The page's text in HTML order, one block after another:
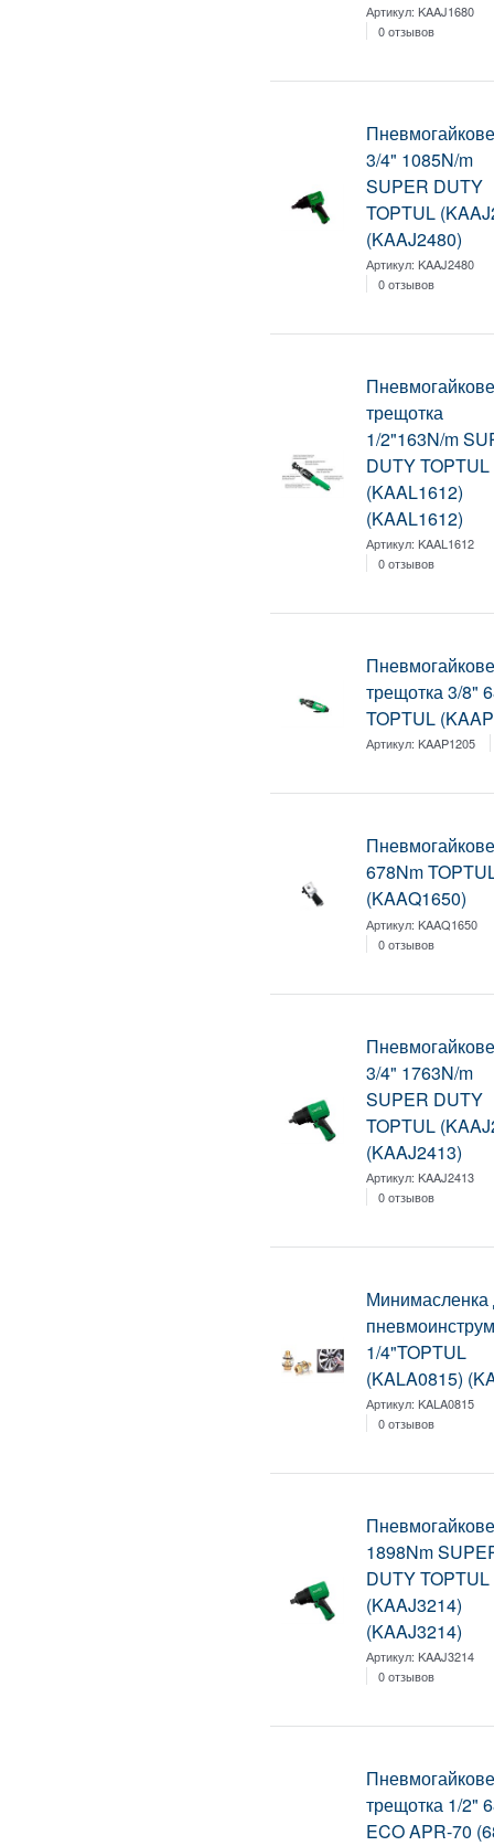
Артикул:KAAJ1680
0 отзывов
3/4" 1085N/m
SUPER DUTY
TOPTUL
(KAAJ2480)
Артикул:KAAJ2480
0 отзывов
трещотка
1/2"163N/m
DUTY TOPTUL
(KAAL1612)
(KAAL1612)
Артикул:KAAL1612
0 отзывов
трещотка 3/8"
TOPTUL
Артикул:KAAP1205
678Nm
(KAAQ1650)
Артикул:KAAQ1650
0 отзывов
3/4" 1763N/m
SUPER DUTY
TOPTUL
(KAAJ2413)
Артикул:KAAJ2413
0 отзывов
Минимасленка
1/4"TOPTUL
(KALA0815)
Артикул:KALA0815
0 отзывов
1898Nm
DUTY TOPTUL
(KAAJ3214)
(KAAJ3214)
Артикул:KAAJ3214
0 отзывов
трещотка 1/2"
ECO APR-70